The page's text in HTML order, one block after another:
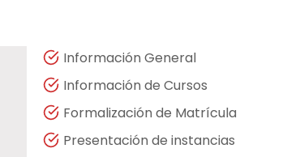
Información General
Información de Cursos
Formalización de Matrícula
Presentación de instancias